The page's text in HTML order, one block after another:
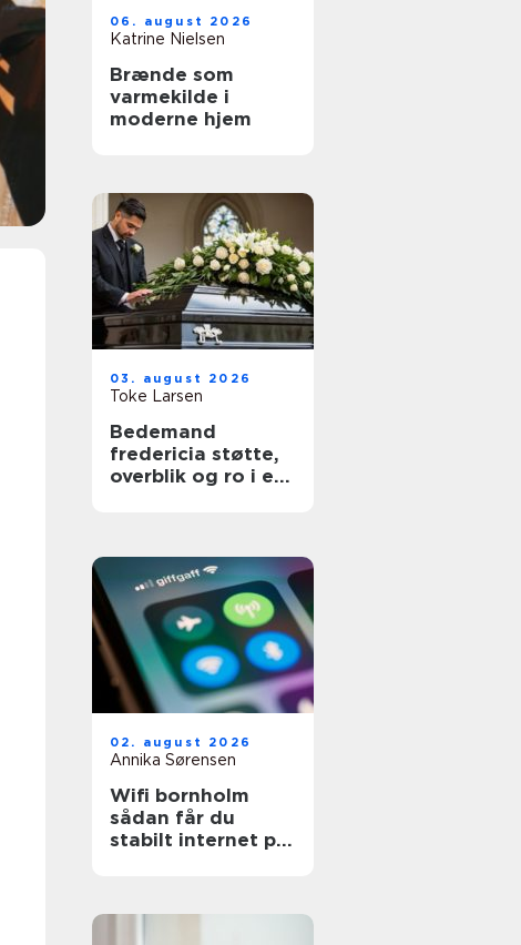
06. august 2026
Katrine Nielsen
Brænde som
varmekilde i
moderne hjem
03. august 2026
Toke Larsen
Bedemand
fredericia støtte,
overblik og ro i en
02. august 2026
Annika Sørensen
Wifi bornholm
sådan får du
stabilt internet på